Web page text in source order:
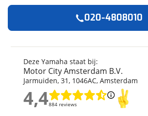
Merk
Yamaha
Model
Kenteken
99MVZX
Kilometerstand
3.801 km
Bouwjaar
12-2024
2024
Deze Yamaha staat bij:
Motor City Amsterdam B.V.
Jarmuiden, 31, 1046AC, Amsterdam
4,4884 reviews
4,4
020-4808010